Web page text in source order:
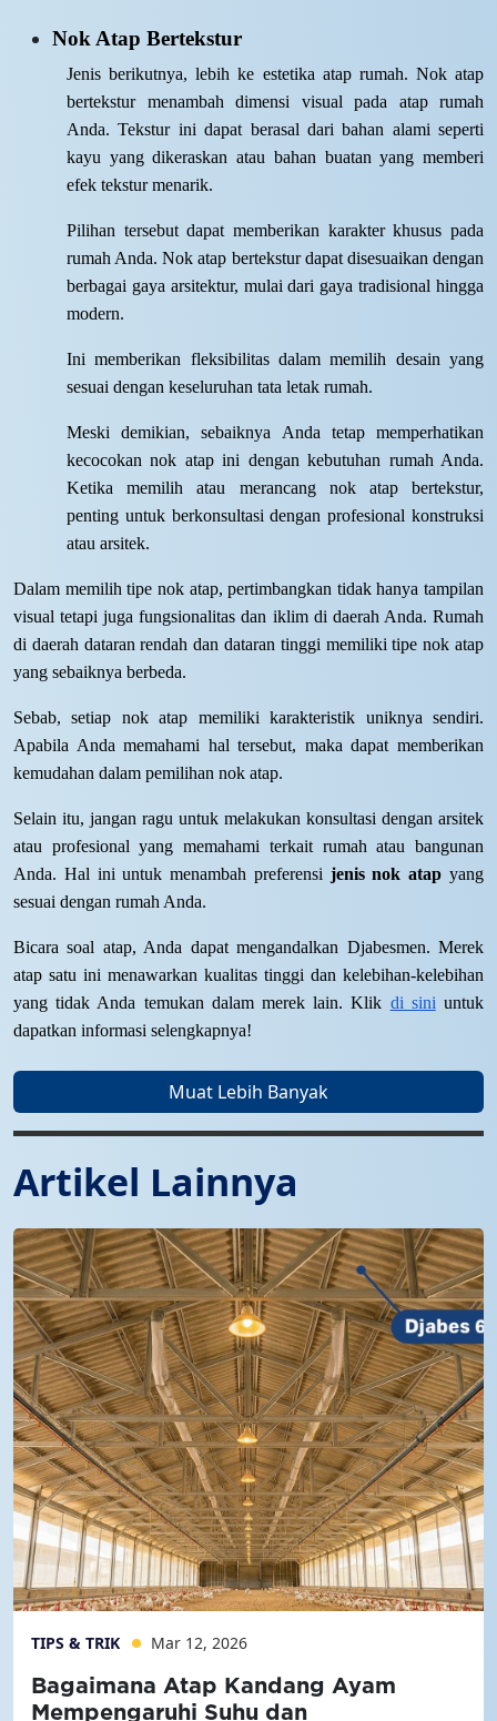
Nok Atap Bertekstur
Jenis berikutnya, lebih ke estetika atap rumah. Nok atap
bertekstur menambah dimensi visual pada atap rumah
Anda. Tekstur ini dapat berasal dari bahan alami seperti
kayu yang dikeraskan atau bahan buatan yang memberi
efek tekstur menarik.
Pilihan tersebut dapat memberikan karakter khusus pada
rumah Anda. Nok atap bertekstur dapat disesuaikan dengan
berbagai gaya arsitektur, mulai dari gaya tradisional hingga
modern.
Ini memberikan fleksibilitas dalam memilih desain yang
sesuai dengan keseluruhan tata letak rumah.
Meski demikian, sebaiknya Anda tetap memperhatikan
kecocokan nok atap ini dengan kebutuhan rumah Anda.
Ketika memilih atau merancang nok atap bertekstur,
penting untuk berkonsultasi dengan profesional konstruksi
atau arsitek.
Dalam memilih tipe nok atap, pertimbangkan tidak hanya tampilan
visual tetapi juga fungsionalitas dan iklim di daerah Anda. Rumah
di daerah dataran rendah dan dataran tinggi memiliki tipe nok atap
yang sebaiknya berbeda.
Sebab, setiap nok atap memiliki karakteristik uniknya sendiri.
Apabila Anda memahami hal tersebut, maka dapat memberikan
kemudahan dalam pemilihan nok atap.
Selain itu, jangan ragu untuk melakukan konsultasi dengan arsitek
atau profesional yang memahami terkait rumah atau bangunan
Anda. Hal ini untuk menambah preferensi jenis nok atapyang
sesuai dengan rumah Anda.
Bicara soal atap, Anda dapat mengandalkan Djabesmen. Merek
atap satu ini menawarkan kualitas tinggi dan kelebihan-kelebihan
yang tidak Anda temukan dalam merek lain. Klik di sini untuk
dapatkan informasi selengkapnya!
Muat Lebih Banyak
Artikel Lainnya
TIPS & TRIK Mar 12, 2026
Bagaimana Atap Kandang Ayam
Mempengaruhi Suhu dan